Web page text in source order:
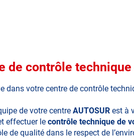
de contrôle technique
dans votre centre de contrôle
de votre centre AUTOSUR est à
effectuer le contrôle technique de
de qualité dans le respect de